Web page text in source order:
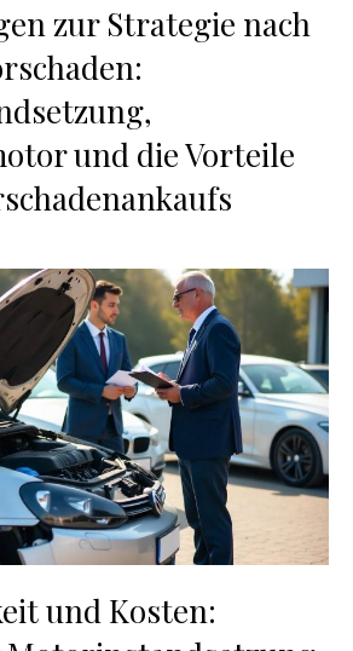
zur Strategie nach
und die Vorteile
und Kosten: